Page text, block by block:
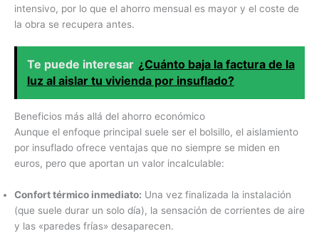
intensivo, por lo que el ahorro mensual es mayor y el coste de
la obra se recupera antes.
Te puede interesar ¿Cuánto baja la factura de la
luz al aislar tu vivienda por insuflado?
Beneficios más allá del ahorro económico
Aunque el enfoque principal suele ser el bolsillo, el aislamiento
por insuflado ofrece ventajas que no siempre se miden en
euros, pero que aportan un valor incalculable:
Confort térmico inmediato: Una vez finalizada la instalación
(que suele durar un solo día), la sensación de corrientes de aire
y las «paredes frías» desaparecen.